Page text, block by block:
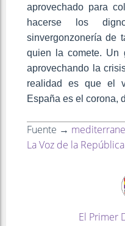
aprovechado para
hacerse los
sinvergonzonería de
quien la comete. Un
aprovechando la
realidad es que el
España es el corona,
Fuente →
La Voz de la
El Primer